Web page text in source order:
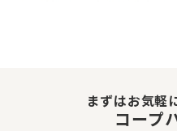
まずはお気軽
コープ